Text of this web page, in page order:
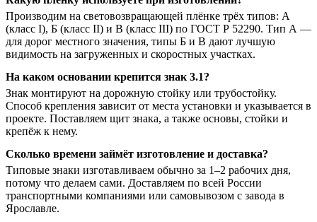
Производим на световозвращающей плёнке трёх типов: А
(класс I), Б (класс II) и В (класс III) по ГОСТ Р 52290. Тип А —
для дорог местного значения, типы Б и В дают лучшую
видимость на загруженных и скоростных участках.
На каком основании крепится знак 3.1?
Знак монтируют на дорожную стойку или трубостойку.
Способ крепления зависит от места установки и указывается в
проекте. Поставляем щит знака, а также основы, стойки и
крепёж к нему.
Сколько времени займёт изготовление и доставка?
Типовые знаки изготавливаем обычно за 1–2 рабочих дня,
потому что делаем сами. Доставляем по всей России
транспортными компаниями или самовывозом с завода в
Ярославле.